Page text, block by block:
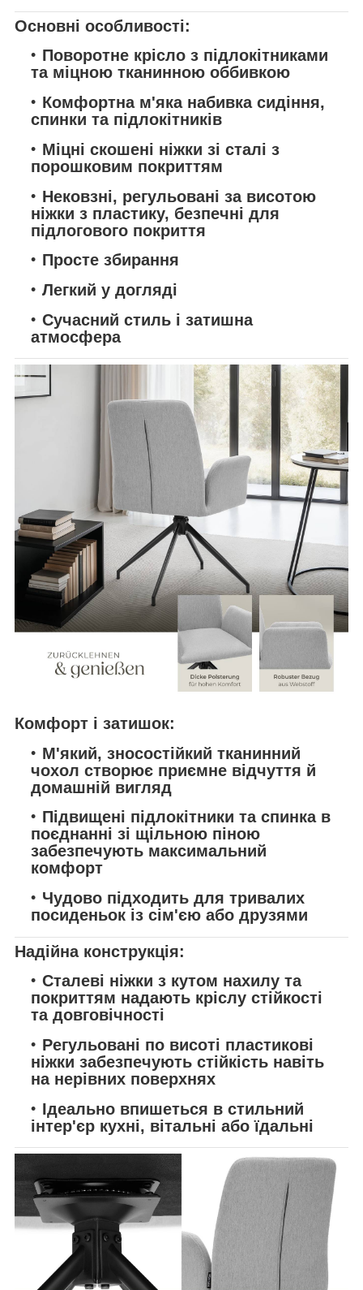
Основні особливості:
Поворотне крісло з підлокітниками
та міцною тканинною оббивкою
Комфортна м'яка набивка сидіння,
спинки та підлокітників
Міцні скошені ніжки зі сталі з
порошковим покриттям
Нековзні, регульовані за висотою
ніжки з пластику, безпечні для
підлогового покриття
Просте збирання
Легкий у догляді
Сучасний стиль і затишна
атмосфера
Комфорт і затишок:
М'який, зносостійкий тканинний
чохол створює приємне відчуття й
домашній вигляд
Підвищені підлокітники та спинка в
поєднанні зі щільною піною
забезпечують максимальний
комфорт
Чудово підходить для тривалих
посиденьок із сім'єю або друзями
Надійна конструкція:
Сталеві ніжки з кутом нахилу та
покриттям надають кріслу стійкості
та довговічності
Регульовані по висоті пластикові
ніжки забезпечують стійкість навіть
на нерівних поверхнях
Ідеально впишеться в стильний
інтер'єр кухні, вітальні або їдальні